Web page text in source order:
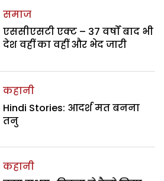
समाज
एससीएसटी एक्ट – 37 वर्षों बाद भी
देश वहीं का वहीं और भेद जारी
कहानी
Hindi Stories: आदर्श मत बनना
तनु
कहानी